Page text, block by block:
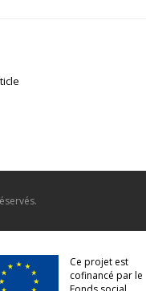
Ce projet est
cofinancé par le